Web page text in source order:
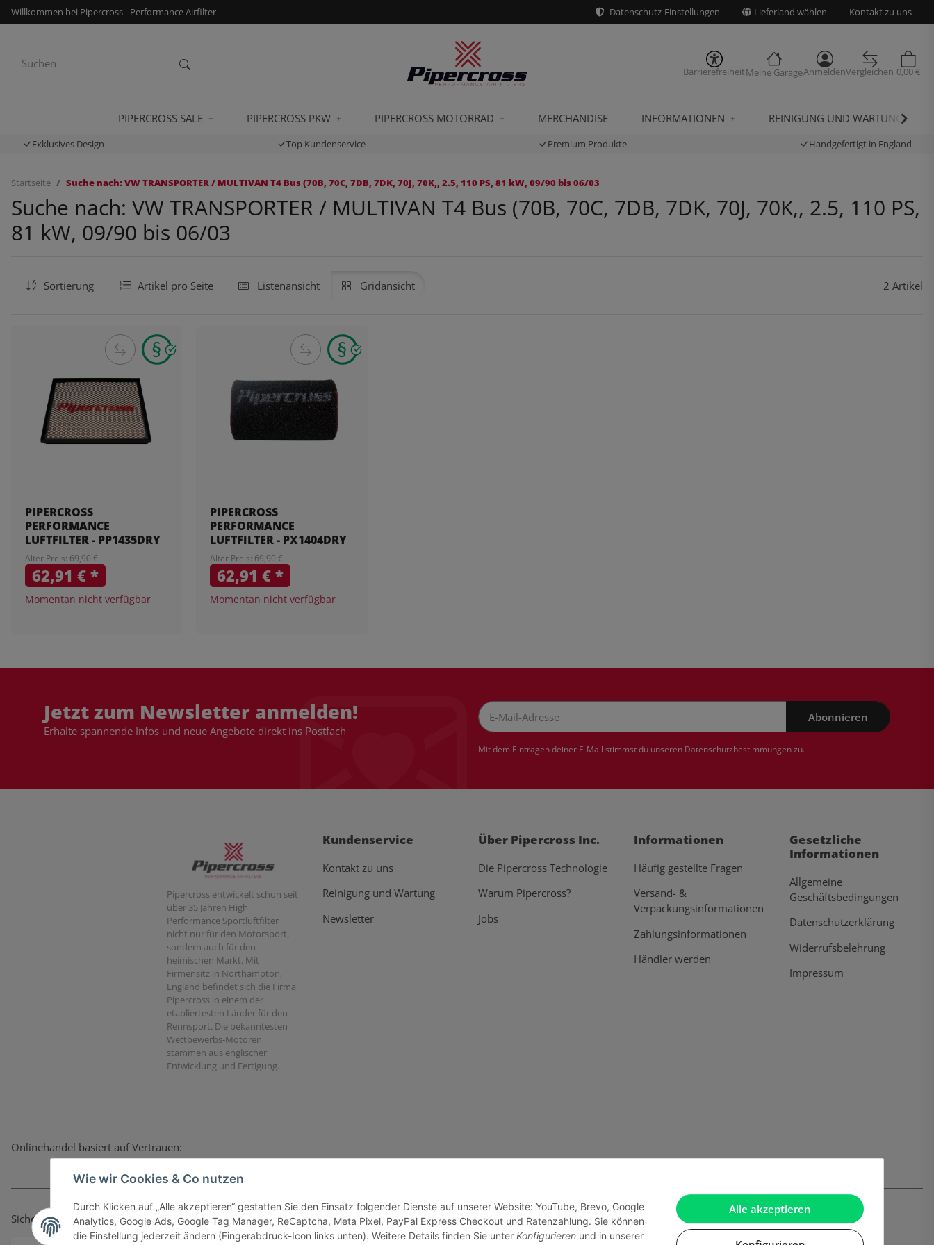
Alle akzeptieren
Wie wir Cookies & Co nutzen
Durch Klicken auf „Alle akzeptieren“ gestatten Sie den Einsatz folgender Dienste auf unserer Website: YouTube, Brevo, Google
Analytics, Google Ads, Google Tag Manager, ReCaptcha, Meta Pixel, PayPal Express Checkout und Ratenzahlung. Sie können
die Einstellung jederzeit ändern (Fingerabdruck-Icon links unten). Weitere Details finden Sie unter Konfigurieren und in unserer
Willkommen bei Pipercross - Performance Airfilter Datenschutz-Einstellungen Lieferland wählen Kontakt zu uns
BarrierefreiheitMeine GarageAnmeldenVergleichen 0,00 €
PIPERCROSS SALE PIPERCROSS PKW PIPERCROSS MOTORRAD MERCHANDISE INFORMATIONEN REINIGUNG UND WARTUNG
Exklusives Design Top Kundenservice Premium Produkte Handgefertigt in England
Startseite Suche nach: VW TRANSPORTER / MULTIVAN T4 Bus (70B, 70C, 7DB, 7DK, 70J, 70K,, 2.5, 110 PS, 81 kW, 09/90 bis 06/03
Suche nach: VW TRANSPORTER / MULTIVAN T4 Bus (70B, 70C, 7DB, 7DK, 70J, 70K,, 2.5, 110 PS,
81 kW, 09/90 bis 06/03
Sortierung Artikel pro Seite Listenansicht Gridansicht 2 Artikel
PIPERCROSS
PERFORMANCE
LUFTFILTER - PP1435DRY
Alter Preis: 69,90 €
62,91 €*
Momentan nicht verfügbar
PIPERCROSS
PERFORMANCE
LUFTFILTER - PX1404DRY
Alter Preis: 69,90 €
62,91 €*
Momentan nicht verfügbar
Jetzt zum Newsletter anmelden!
Erhalte spannende Infos und neue Angebote direkt ins Postfach
Abonnieren
Mit dem Eintragen deiner E-Mail stimmst du unseren Datenschutzbestimmungenzu.
Pipercross entwickelt schon seit
über 35 Jahren High
Performance Sportluftfilter
nicht nur für den Motorsport,
sondern auch für den
heimischen Markt. Mit
Firmensitz in Northampton,
England befindet sich die Firma
Pipercross in einem der
etabliertesten Länder für den
Rennsport. Die bekanntesten
Wettbewerbs-Motoren
stammen aus englischer
Entwicklung und Fertigung.
Kundenservice
Kontakt zu uns
Reinigung und Wartung
Newsletter
Über Pipercross Inc.
Die Pipercross Technologie
Warum Pipercross?
Jobs
Informationen
Häufig gestellte Fragen
Versand- &
Verpackungsinformationen
Zahlungsinformationen
Händler werden
Gesetzliche
Informationen
Allgemeine
Geschäftsbedingungen
Datenschutzerklärung
Widerrufsbelehrung
Impressum
Onlinehandel basiert auf Vertrauen:
Sicher bezahlen via: